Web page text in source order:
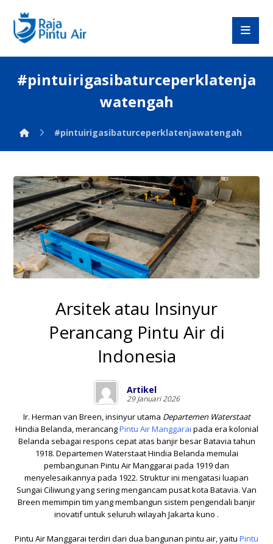
#pintuirigasibaturceperklatenja
watengah
#pintuirigasibaturceperklatenjawatengah
Arsitek atau Insinyur
Perancang Pintu Air di
Indonesia
Artikel
29 Januari 2026
Ir. Herman van Breen, insinyur utama Departemen Waterstaat
Hindia Belanda, merancangPintu Air Manggarai pada era kolonial
Belanda sebagai respons cepat atas banjir besar Batavia tahun
1918. Departemen Waterstaat Hindia Belanda memulai
pembangunan Pintu Air Manggarai pada 1919 dan
menyelesaikannya pada 1922. Struktur ini mengatasi luapan
Sungai Ciliwung yang sering mengancam pusat kota Batavia. Van
Breen memimpin tim yang membangun sistem pengendali banjir
inovatif untuk seluruh wilayah Jakarta kuno .
Pintu Air Manggarai terdiri dari dua bangunan pintu air, yaitu Pintu